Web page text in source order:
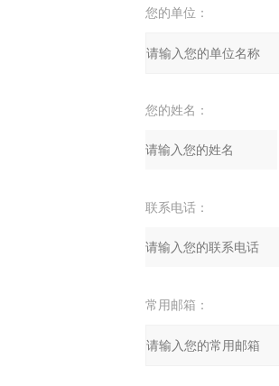
您的单位：
您的姓名：
联系电话：
常用邮箱：